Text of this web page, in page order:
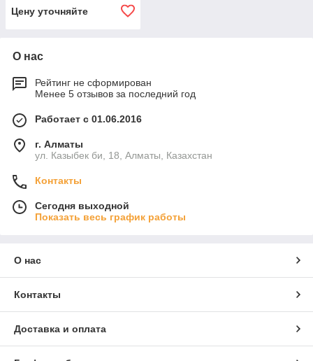
Цену уточняйте
О нас
Рейтинг не сформирован
Менее 5 отзывов за последний год
Работает с 01.06.2016
г. Алматы
ул. Казыбек би, 18, Алматы, Казахстан
Контакты
Сегодня выходной
Показать весь график работы
О нас
Контакты
Доставка и оплата